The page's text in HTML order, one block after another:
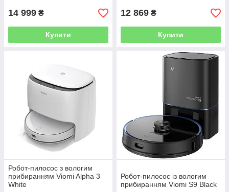
14 999 ₴
Купити
12 869 ₴
Купити
Робот-пилосос з вологим
прибиранням Viomi Alpha 3
White
Робот-пилосос із вологим
прибиранням Viomi S9 Black